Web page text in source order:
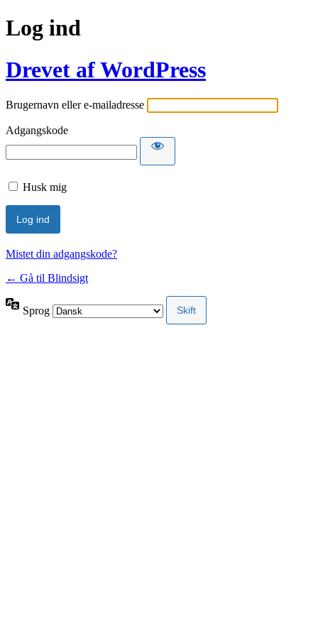
Log ind
Drevet af WordPress
Brugernavn eller e-mailadresse
Adgangskode
Husk mig
Mistet din adgangskode?
← Gå til Blindsigt
Sprog